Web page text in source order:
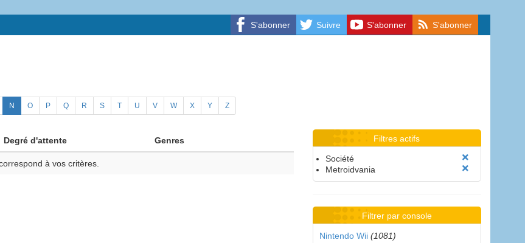
S'abonner Suivre S'abonner S'abonner
N O P Q R S T U V W X Y Z
Degré d'attente Genres
à vos critères.
Filtres actifs
Société
Metroidvania
Filtrer par console
Nintendo Wii (1081)